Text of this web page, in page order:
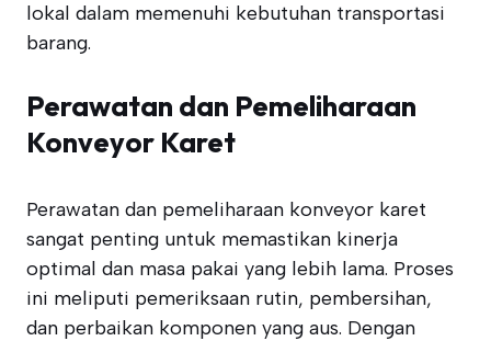
lokal dalam memenuhi kebutuhan transportasi
barang.
Perawatan dan Pemeliharaan
Konveyor Karet
Perawatan dan pemeliharaan konveyor karet
sangat penting untuk memastikan kinerja
optimal dan masa pakai yang lebih lama. Proses
ini meliputi pemeriksaan rutin, pembersihan,
dan perbaikan komponen yang aus. Dengan